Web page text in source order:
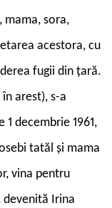
mama, sora,
acestora, cu
fugii din țară.
arest), s-a
decembrie 1961,
tatăl și mama
vina pentru
devenită Irina